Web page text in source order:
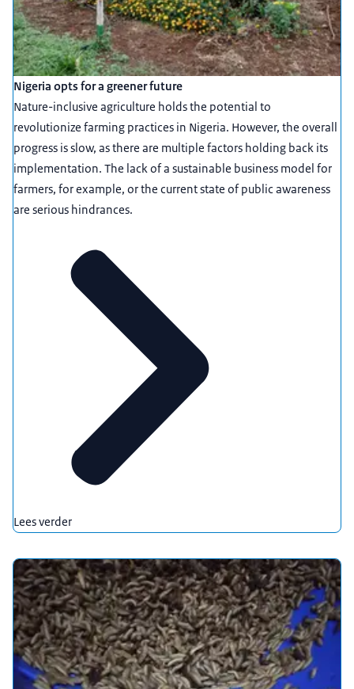
Nigeria opts for a greener future
Nature-inclusive agriculture holds the potential to
revolutionize farming practices in Nigeria. However, the overall
progress is slow, as there are multiple factors holding back its
implementation. The lack of a sustainable business model for
farmers, for example, or the current state of public awareness
are serious hindrances.
Lees verder